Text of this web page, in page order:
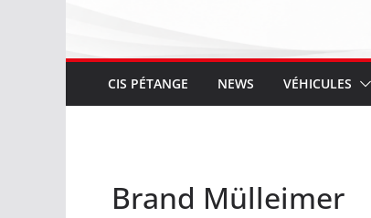
CIS PÉTANGE NEWS VÉHICULES
Brand Mülleimer